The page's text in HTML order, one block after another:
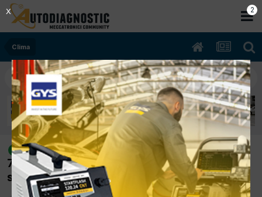
Clima
risolto
[Astra H 10/2005 1686cc Z17DTH
74Kw Diesel] ventilatore del clima parte da
solo
2
X